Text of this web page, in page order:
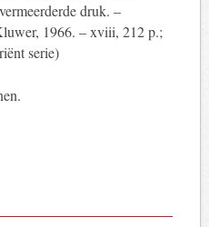
druk. –
1966. – xviii, 212 p.;
serie)